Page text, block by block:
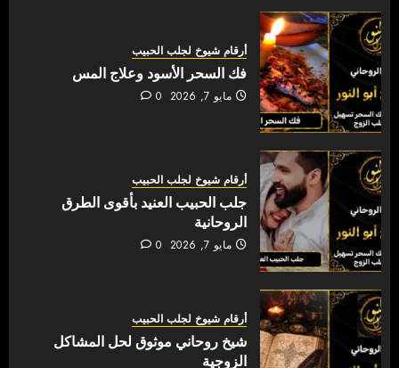
أرقام شيوخ لجلب الحبيب
فك السحر الأسود وعلاج المس
مايو 7, 2026 0
أرقام شيوخ لجلب الحبيب
جلب الحبيب العنيد بأقوى الطرق
الروحانية
مايو 7, 2026 0
أرقام شيوخ لجلب الحبيب
شيخ روحاني موثوق لحل المشاكل
الزوجية